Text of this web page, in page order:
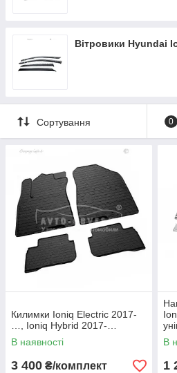
Вітровики Hyundai
Сортування 0
Килимки Ioniq Electric 2017-
…, Ioniq Hybrid 2017-…
В наявності
3 400 ₴/комплект
В
1